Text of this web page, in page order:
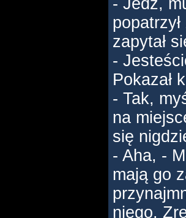
- Jedz,
zapytał
-
Pokazał
- Tak,
na
się
- Aha, -
mają go
niego.